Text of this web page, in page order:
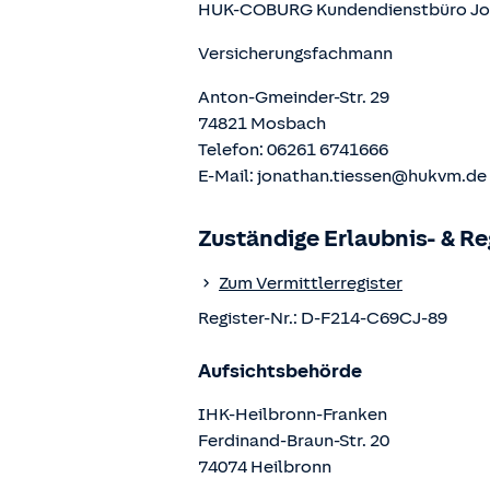
HUK-COBURG Kundendienstbüro
Versicherungsfachmann
Anton-Gmeinder-Str. 29
74821 Mosbach
Telefon: 06261 6741666
E-Mail: jonathan.tiessen@hukvm.de
Zuständige Erlaubnis- &
Zum Vermittlerregister
Register-Nr.: D-F214-C69CJ-89
Aufsichtsbehörde
IHK-Heilbronn-Franken
Ferdinand-Braun-Str. 20
74074 Heilbronn